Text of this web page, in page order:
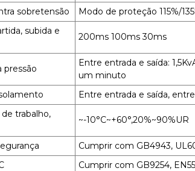
sobretensão
Modo de proteção 115%/
subida e
200ms 100ms 30ms
pressão
Entre entrada e saída:
um minuto
Entre entrada e saída,
trabalho,
~-10°C~+60°,20%~90%UR
Cumprir com GB4943,
Cumprir com GB9254,